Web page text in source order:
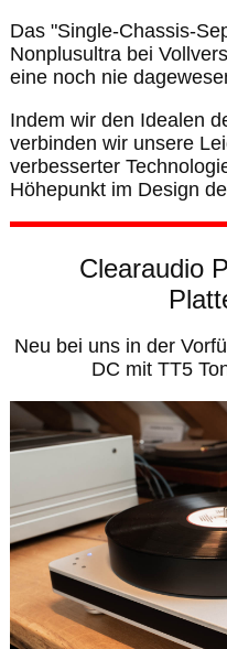
Das "Single-Chassis-
Nonplusultra bei
eine noch nie
Indem wir den Idealen
verbinden wir unsere
verbesserter
Höhepunkt im Design
Clearaudio
Neu bei uns in der
DC mit TT5